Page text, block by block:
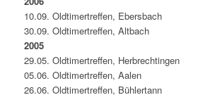
10.09. Oldtimertreffen, Ebersbach
30.09. Oldtimertreffen, Altbach
2005
29.05. Oldtimertreffen, Herbrechtingen
05.06. Oldtimertreffen, Aalen
26.06. Oldtimertreffen, Bühlertann